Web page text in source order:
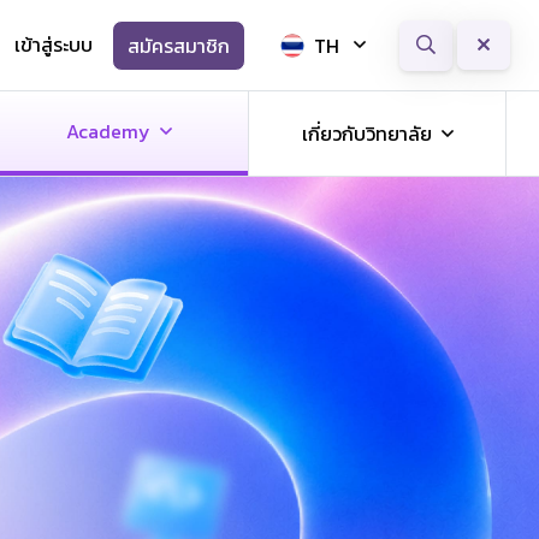
เข้าสู่ระบบ สมัครสมาชิก
TH
Next
Academy
เกี่ยวกับวิทยาลัย